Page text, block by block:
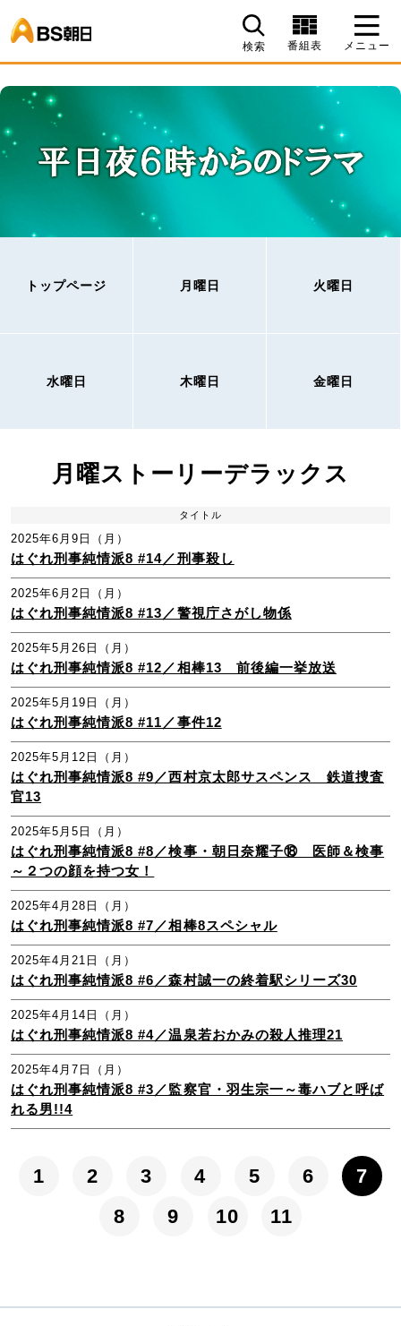
検索 番組表 メニュー
トップページ 月曜日 火曜日
水曜日 木曜日 金曜日
月曜ストーリーデラックス
タイトル
2025年6月9日（月）
はぐれ刑事純情派8 #14／刑事殺し
2025年6月2日（月）
はぐれ刑事純情派8 #13／警視庁さがし物係
2025年5月26日（月）
はぐれ刑事純情派8 #12／相棒13 前後編一挙放送
2025年5月19日（月）
はぐれ刑事純情派8 #11／事件12
2025年5月12日（月）
はぐれ刑事純情派8 #9／西村京太郎サスペンス 鉄道捜査
官13
2025年5月5日（月）
はぐれ刑事純情派8 #8／検事・朝日奈耀子⑱ 医師＆検事
～２つの顔を持つ女！
2025年4月28日（月）
はぐれ刑事純情派8 #7／相棒8スペシャル
2025年4月21日（月）
はぐれ刑事純情派8 #6／森村誠一の終着駅シリーズ30
2025年4月14日（月）
はぐれ刑事純情派8 #4／温泉若おかみの殺人推理21
2025年4月7日（月）
はぐれ刑事純情派8 #3／監察官・羽生宗一～毒ハブと呼ば
れる男!!4
1 2 3 4 5 6
7
8
9 10 11